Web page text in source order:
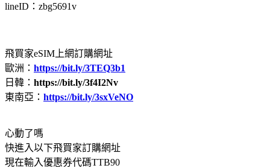
lineID：zbg5691v
飛買家eSIM上網訂購網址
歐洲： https://bit.ly/3TEQ3b1
日韓： https://bit.ly/3f4I2Nv
東南亞： https://bit.ly/3sxVeNO
心動了嗎
快進入以下飛買家訂購網址
現在輸入優惠券代碼TTB90